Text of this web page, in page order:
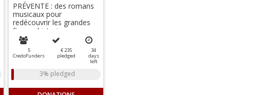
PRÉVENTE : des romans
musicaux pour
redécouvrir les grandes
figures historiques
chrétiennes !
5
CredoFunders
€ 235
pledged
34
days
left
3% pledged